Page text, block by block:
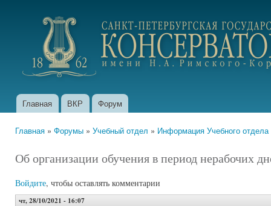
portfolio.conservatory.ru
Главное меню
Главная ВКР Форум
Главная » Форумы » Учебный отдел » Информация Учебного отдела
Об организации обучения в период нерабочих
Войдите, чтобы оставлять комментарии
чт, 28/10/2021 - 16:07